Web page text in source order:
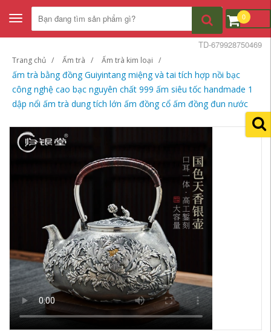
Toggle
navigation
0
Trang chủ Ấm trà Ấm trà kim loại
ấm trà bằng đồng Guiyintang miệng và tai tích hợp nồi bạc
công nghệ cao bạc nguyên chất 999 ấm siêu tốc handmade 1
dập nổi ấm trà dung tích lớn ấm đồng cổ ấm đồng đun nước
TD-679928750469